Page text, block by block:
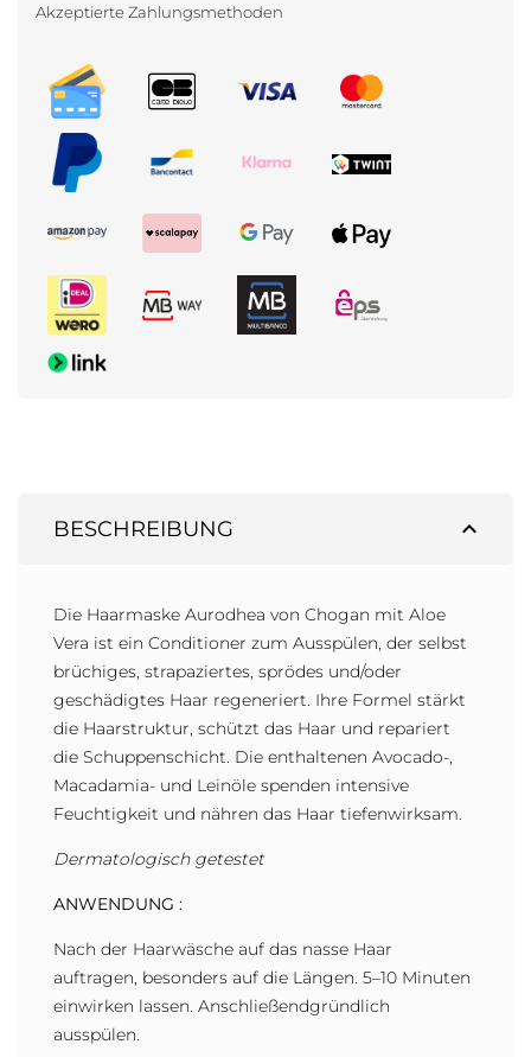
Akzeptierte Zahlungsmethoden
expand_less
BESCHREIBUNG
Die Haarmaske Aurodhea von Chogan mit Aloe
Vera ist ein Conditioner zum Ausspülen, der selbst
brüchiges, strapaziertes, sprödes und/oder
geschädigtes Haar regeneriert. Ihre Formel stärkt
die Haarstruktur, schützt das Haar und repariert
die Schuppenschicht. Die enthaltenen Avocado-,
Macadamia- und Leinöle spenden intensive
Feuchtigkeit und nähren das Haar tiefenwirksam.
Dermatologisch getestet
ANWENDUNG :
Nach der Haarwäsche auf das nasse Haar
auftragen, besonders auf die Längen. 5–10 Minuten
einwirken lassen. Anschließendgründlich
ausspülen.